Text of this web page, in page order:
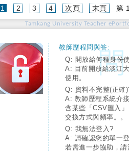
1 (current)
2 3 4 次頁 末頁 第
Tamkang University Teacher
教師歷程問與答:
Q: 開放給何種身份
A: 目前開放給淡江
使用。
Q: 資料不完整(正確
A: 教師歷程系統介
含某些「CSV匯入
交換方式與頻率。。
Q: 我無法登入?
A: 請確認您的單一
若需進一步協助，